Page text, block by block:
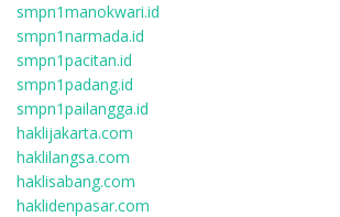
smpn1manokwari.id
smpn1narmada.id
smpn1pacitan.id
smpn1padang.id
smpn1pailangga.id
haklijakarta.com
haklilangsa.com
haklisabang.com
haklidenpasar.com